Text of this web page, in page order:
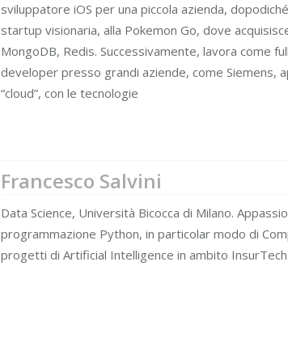
sviluppatore iOS per una piccola azienda,
startup visionaria, alla Pokemon Go, dove
MongoDB, Redis. Successivamente, lavora come
developer presso grandi aziende, come Siemens,
“cloud”, con le tecnologie
Francesco Salvini
Data Science, Università Bicocca di Milano.
programmazione Python, in particolar modo di
progetti di Artificial Intelligence in ambito InsurTech.